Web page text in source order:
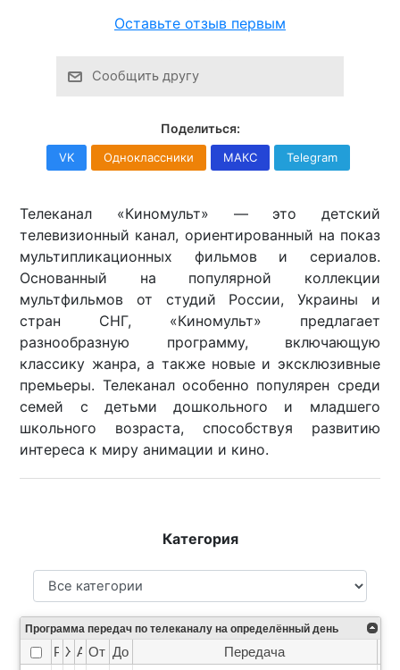
Оставьте отзыв первым
Сообщить другу
Поделиться:
VK Одноклассники МАКС Telegram
Телеканал «Киномульт» — это детский
телевизионный канал, ориентированный на показ
мультипликационных фильмов и сериалов.
Основанный на популярной коллекции
мультфильмов от студий России, Украины и
стран СНГ, «Киномульт» предлагает
разнообразную программу, включающую
классику жанра, а также новые и эксклюзивные
премьеры. Телеканал особенно популярен среди
семей с детьми дошкольного и младшего
школьного возраста, способствуя развитию
интереса к миру анимации и кино.
Категория
Программа передач по телеканалу на определённый день
Рейтинг
Жанр
Анонс
От До
Передача